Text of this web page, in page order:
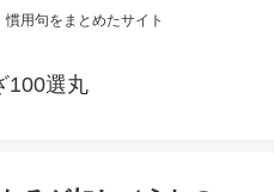
用句をまとめたサイト
100選丸